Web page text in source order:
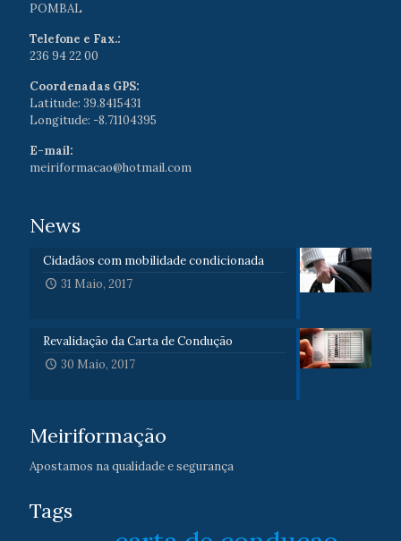
POMBAL
Telefone e Fax.:
236 94 22 00
Coordenadas GPS:
Latitude: 39.8415431
Longitude: -8.71104395
E-mail:
meiriformacao@hotmail.com
News
Cidadãos com mobilidade condicionada
31 Maio, 2017
Revalidação da Carta de Condução
30 Maio, 2017
Meiriformação
Apostamos na qualidade e segurança
Tags